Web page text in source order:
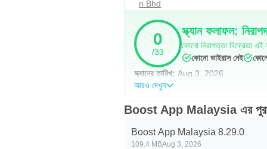
n Bhd
0
/33
স্ক্যান ফলাফল: নিরাপদ
কোনো নিরাপত্তা বিক্রেতা এই
কোনো ভাইরাস নেই
স্ক্যানের তারিখ: Aug 3, 2026
আরও দেখুন
Boost App Malaysia এর
Boost App Malaysia 8.29.0
109.4 MBAug 3, 2026